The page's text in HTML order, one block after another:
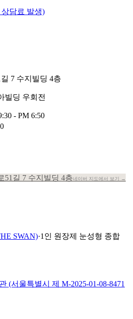
담료 발생)
7 수지빌딩 4층
빌딩 우회전
- PM 6:50
51길 7 수지빌딩 4층네이버 지도에서 보기 →
SWAN)·1인 원장제 눈성형 종합
(서울특별시 제 M-2025-01-08-8471